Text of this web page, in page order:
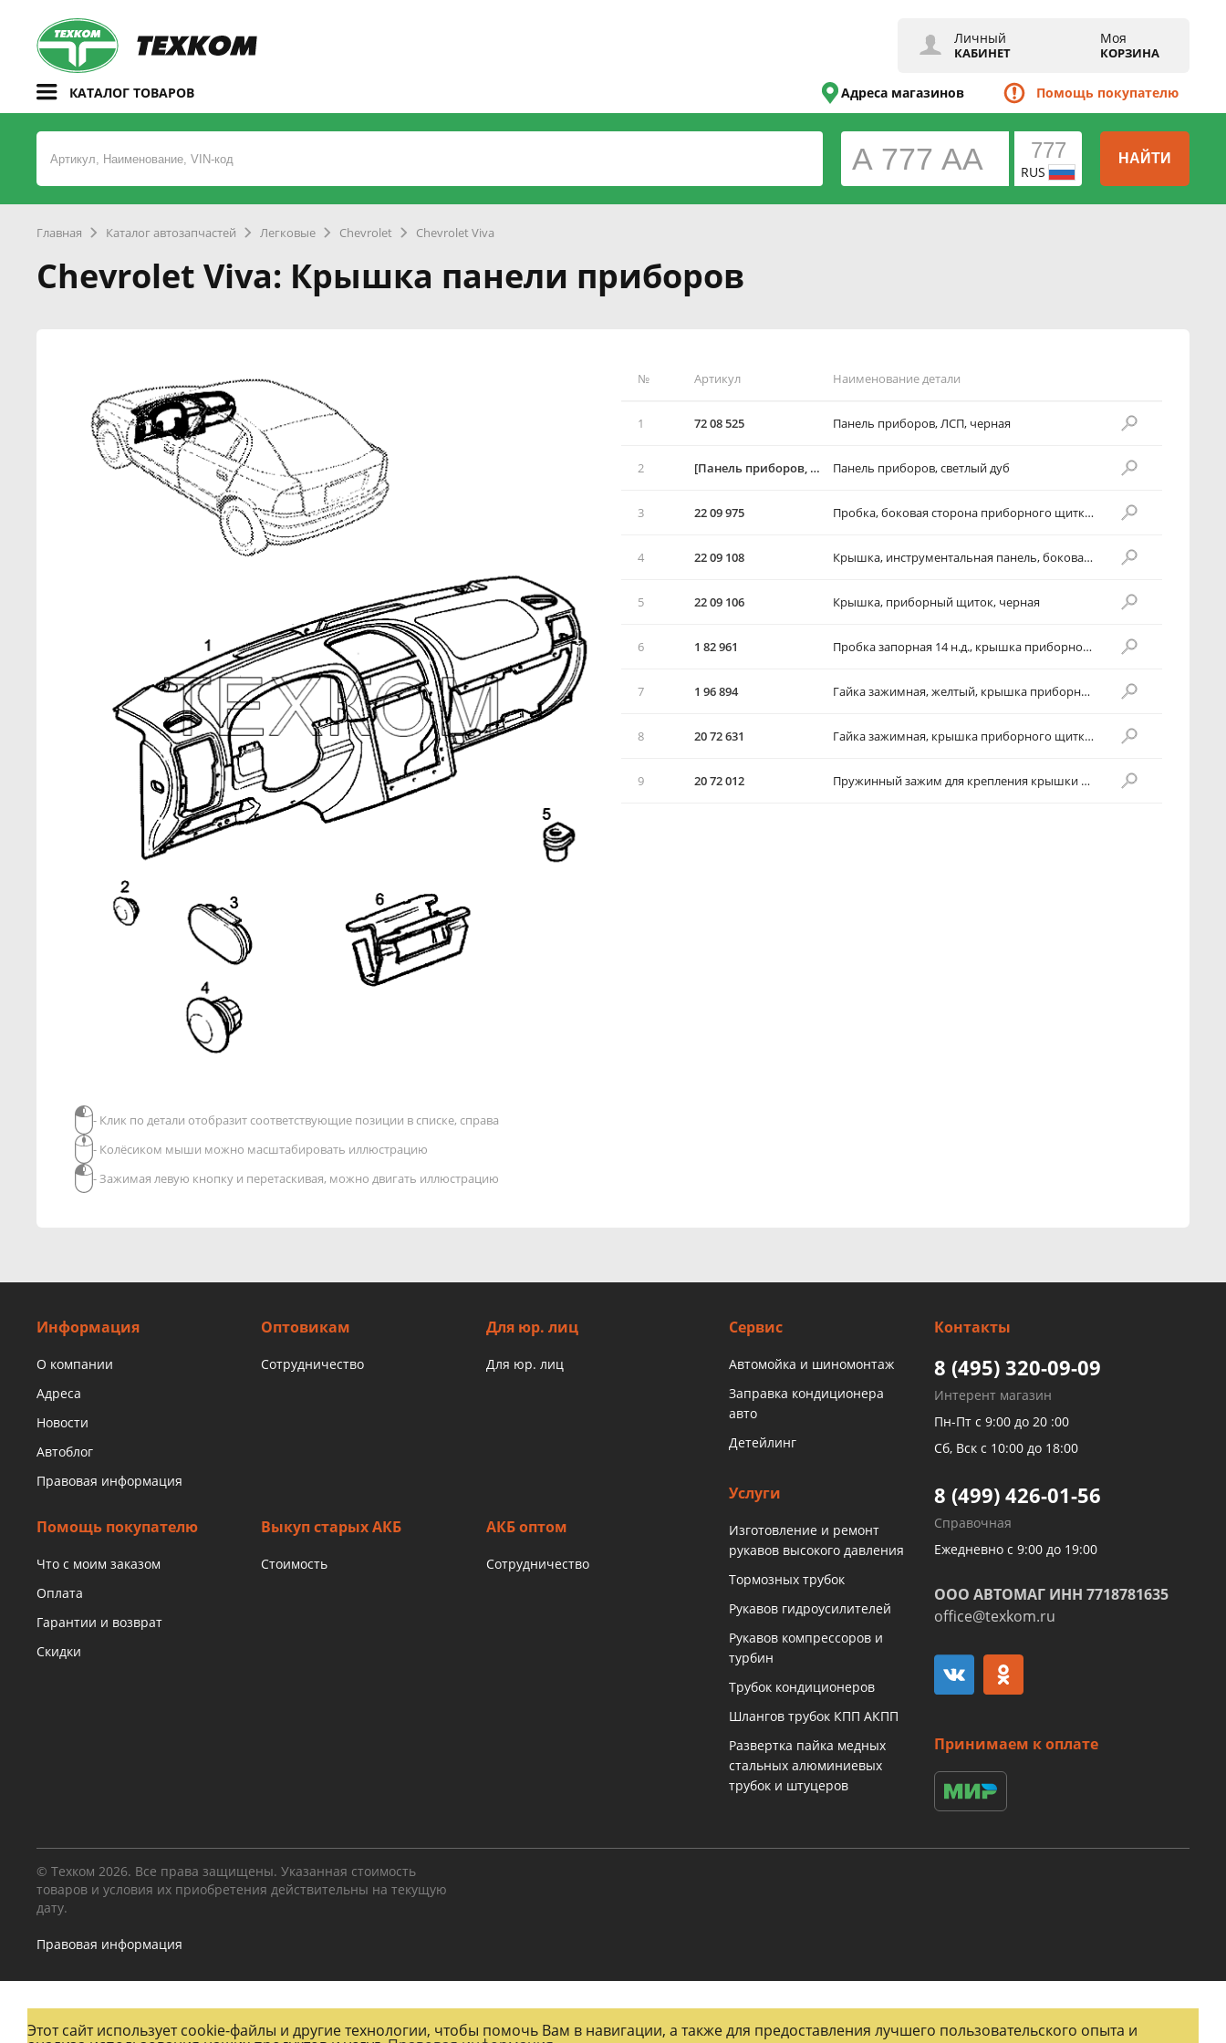
Личный
КАБИНЕТ
Моя
КОРЗИНА
КАТАЛОГ ТОВАРОВ Адреса магазинов Помощь покупателю
RUS
НАЙТИ
Главная Каталог автозапчастей Легковые Chevrolet Chevrolet Viva
Chevrolet Viva: Крышка панели приборов
№ Артикул Наименование детали
1 72 08 525 Панель приборов, ЛСП, черная
2 [Панель приборов, светлый дуб] Панель приборов, светлый дуб
3 22 09 975 Пробка, боковая сторона приборного щитка, черная
4 22 09 108 Крышка, инструментальная панель, боковая, бежевая
5 22 09 106 Крышка, приборный щиток, черная
6 1 82 961 Пробка запорная 14 н.д., крышка приборного щитка
7 1 96 894 Гайка зажимная, желтый, крышка приборного щитка к приборному щитку
8 20 72 631 Гайка зажимная, крышка приборного щитка к приборному щитку
9 20 72 012 Пружинный зажим для крепления крышки приборной панели к приборной панели
- Клик по детали отобразит соответствующие позиции в списке, справа
- Колёсиком мыши можно масштабировать иллюстрацию
- Зажимая левую кнопку и перетаскивая, можно двигать иллюстрацию
Информация
О компании
Адреса
Новости
Автоблог
Правовая информация
Оптовикам
Сотрудничество
Для юр. лиц
Для юр. лиц
Помощь покупателю
Что с моим заказом
Оплата
Гарантии и возврат
Скидки
Выкуп старых АКБ
Стоимость
АКБ оптом
Сотрудничество
Сервис
Автомойка и шиномонтаж
Заправка кондиционера
авто
Детейлинг
Услуги
Изготовление и ремонт
рукавов высокого давления
Тормозных трубок
Рукавов гидроусилителей
Рукавов компрессоров и
турбин
Трубок кондиционеров
Шлангов трубок КПП АКПП
Развертка пайка медных
стальных алюминиевых
трубок и штуцеров
Контакты
8 (495) 320-09-09
Интерент магазин
Пн-Пт с 9:00 до 20 :00
Сб, Вск с 10:00 до 18:00
8 (499) 426-01-56
Справочная
Ежедневно с 9:00 до 19:00
ООО АВТОМАГ ИНН 7718781635
office@texkom.ru
Принимаем к оплате
© Техком 2026. Все права защищены. Указанная стоимость
товаров и условия их приобретения действительны на текущую
дату.
Правовая информация
Этот сайт использует cookie-файлы и другие технологии, чтобы помочь Вам в навигации, а также для предоставления лучшего пользовательского опыта и